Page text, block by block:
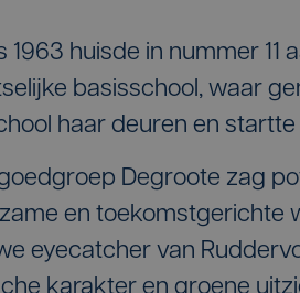
1963 huisde in nummer
basisschool, waar
haar deuren en
Degroote zag
en toekomstgerichte
eyecatcher van